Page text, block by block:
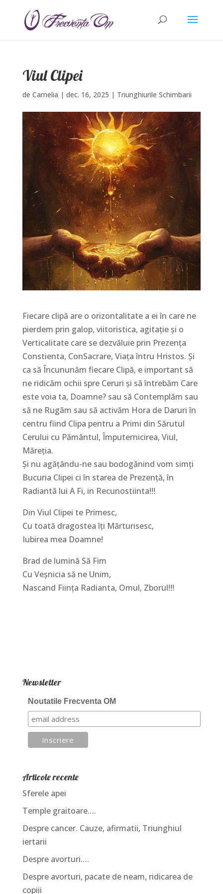
Viul Clipei
de Camelia | dec. 16, 2025 | Triunghiurile Schimbarii
Fiecare clipă are o orizontalitate a ei în care ne
pierdem prin galop, viitoristica, agitație și o
Verticalitate care se dezvăluie prin Prezența
Constienta, ConSacrare, Viața întru Hristos. Și
ca să Încununăm fiecare Clipă, e important să
ne ridicăm ochii spre Ceruri și să întrebăm Care
este voia ta, Doamne? sau să Contemplăm sau
să ne Rugăm sau să activăm Hora de Daruri în
centru fiind Clipa pentru a Primi din Sărutul
Cerului cu Pământul, Împuternicirea, Viul,
Măreția.
Și nu agățându-ne sau bodogănind vom simți
Bucuria Clipei ci în starea de Prezență, în
Radiantă lui A Fi, in Recunostiinta!!!
Din Viul Clipei te Primesc,
Cu toată dragostea îți Mărturisesc,
Iubirea mea Doamne!
Brad de lumină Să Fim
Cu Veșnicia să ne Unim,
Nascand Ființa Radianta, Omul, Zborul!!!
Newsletter
Noutatile Frecventa OM
Articole recente
Sferele apei
Temple graitoare….
Despre cancer. Cauze, afirmatii, Triunghiul
iertarii
Despre avorturi….
Despre avorturi, pacate de neam, ridicarea de
copiii